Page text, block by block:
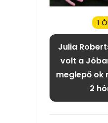
1
Julia
volt a
meglepő
2